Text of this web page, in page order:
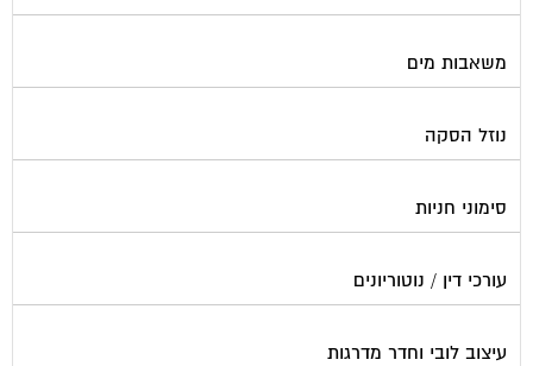
משאבות מים
נוזל הסקה
סימוני חניות
עורכי דין / נוטוריונים
עיצוב לובי וחדר מדרגות